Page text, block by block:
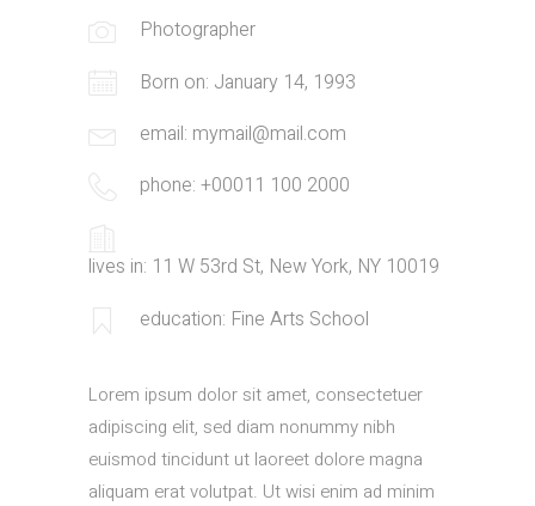
Photographer
Born on: January 14, 1993
email: mymail@mail.com
phone: +00011 100 2000
lives in: 11 W 53rd St, New York, NY 10019
education: Fine Arts School
Lorem ipsum dolor sit amet, consectetuer
adipiscing elit, sed diam nonummy nibh
euismod tincidunt ut laoreet dolore magna
aliquam erat volutpat. Ut wisi enim ad minim